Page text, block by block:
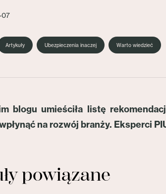
07
Artykuły Ubezpieczenia inaczej Warto wiedzieć
blogu umieściła listę
na rozwój branży. Eksperci
powiązane